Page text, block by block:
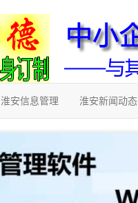
淮安信息管理 淮安新闻动态